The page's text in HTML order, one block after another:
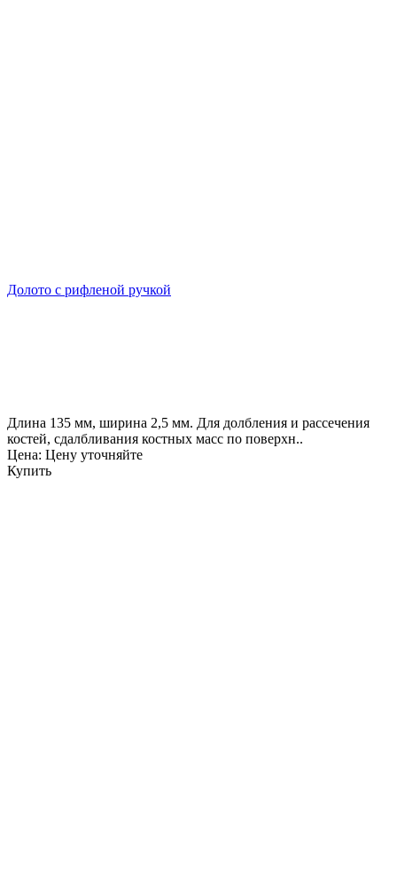
Долото с рифленой ручкой
Длина 135 мм, ширина 2,5 мм. Для долбления и рассечения
костей, сдалбливания костных масс по поверхн..
Цена: Цену уточняйте
Купить